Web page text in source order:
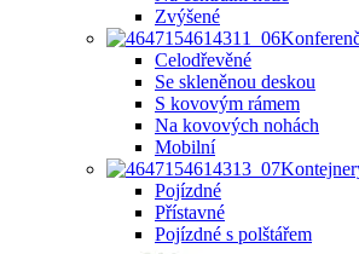
Zvýšené
Celodřevěné
Se skleněnou deskou
S kovovým rámem
Na kovových nohách
Mobilní
Pojízdné
Přístavné
Pojízdné s polštářem